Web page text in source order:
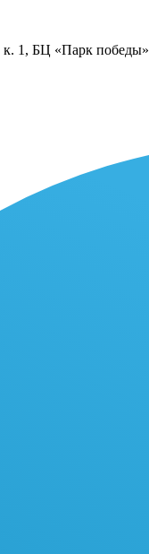
к. 1, БЦ «Парк победы»